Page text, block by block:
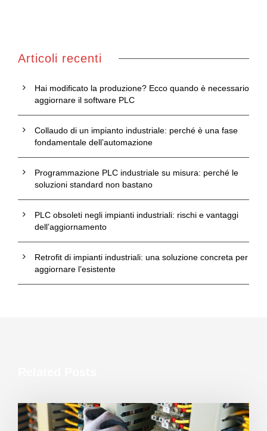
Articoli recenti
Hai modificato la produzione? Ecco quando è necessario
aggiornare il software PLC
Collaudo di un impianto industriale: perché è una fase
fondamentale dell’automazione
Programmazione PLC industriale su misura: perché le
soluzioni standard non bastano
PLC obsoleti negli impianti industriali: rischi e vantaggi
dell’aggiornamento
Retrofit di impianti industriali: una soluzione concreta per
aggiornare l’esistente